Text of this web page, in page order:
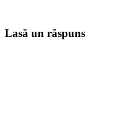
Lasă un răspuns